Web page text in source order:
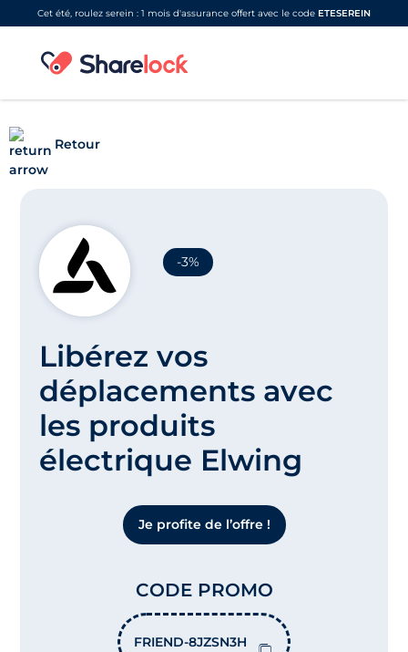
Cet été, roulez serein : 1 mois d'assurance offert avec le code ETESEREIN
Retour
-3%
Libérez vos
déplacements avec
les produits
électrique Elwing
Je profite de l’offre !
CODE PROMO
FRIEND-8JZSN3H